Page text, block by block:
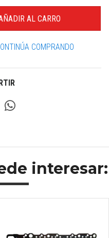
COMPRANDO
interesar: